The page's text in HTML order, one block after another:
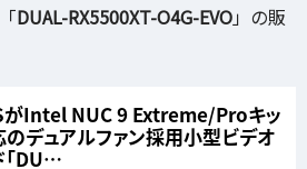
DUAL-RX5500XT-O4G-EVO」の販